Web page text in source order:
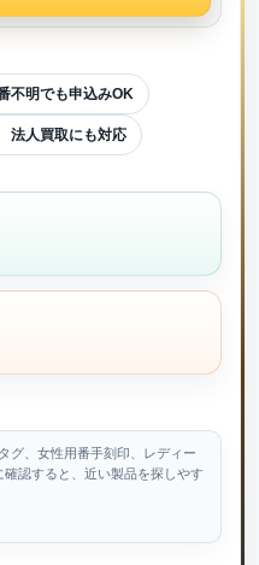
不明でも申込みOK
法人買取にも対応
グ、女性用番手刻印、レディー
認すると、近い製品を探しやす